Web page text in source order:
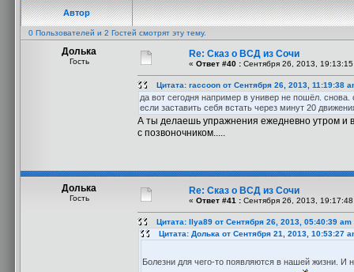
Автор
0 Пользователей и 2 Гостей смотрят эту тему.
Долька
Гость
Re: Сказ о ВСД из Сочи
« Ответ #40 : Сентября 26, 2013,
Цитата: raccoon от Сентября 26, 2013, 11:19:38
да вот сегодня например в универ не пошёл.
если заставить себя встать через минут 20
А ты делаешь упражнения ежедневно утром и
с позвоночником.....
Долька
Гость
Re: Сказ о ВСД из Сочи
« Ответ #41 : Сентября 26, 2013,
Цитата: Ilya89 от Сентября 26, 2013, 05:40:39 am
Цитата: Долька от Сентября 21, 2013, 10:53:27
Болезни для чего-то появляются в нашей жизни. И